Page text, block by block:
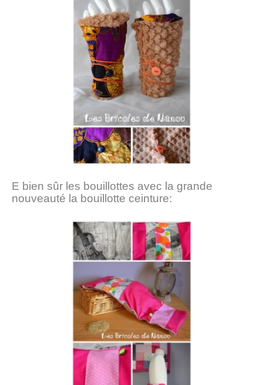
E bien sûr les bouillottes avec la grande
nouveauté la bouillotte ceinture: